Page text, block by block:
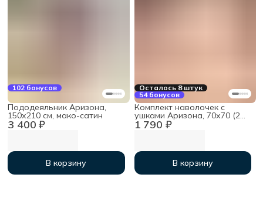
102 бонусов
3 400 ₽
Пододеяльник Аризона,
150х210 см, мако-сатин
В корзину
Осталось 8 штук
54 бонусов
1 790 ₽
Комплект наволочек с
ушками Аризона, 70х70 (2
шт), мако-сатин
В корзину